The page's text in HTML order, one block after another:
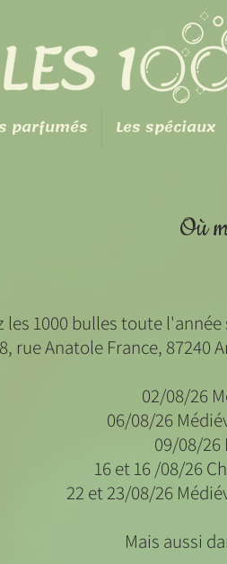
parfumés Les spéciaux
Où
les 1000 bulles toute
rue Anatole France, 87240
02/08/26
06/08/26
09/08/26
16 et 16 /08/26
22 et 23/08/26
Mais aussi